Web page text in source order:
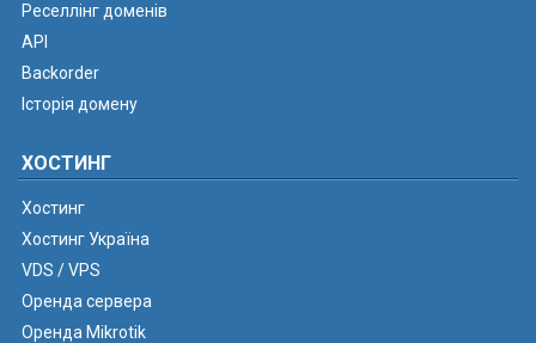
Реселлінг доменів
API
Backorder
Історія домену
ХОСТИНГ
Хостинг
Хостинг Україна
VDS / VPS
Оренда сервера
Оренда Mikrotik